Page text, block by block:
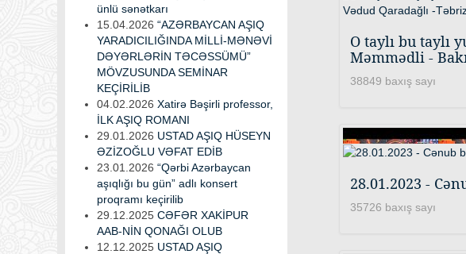
O taylı bu taylı
Məmmədli -
38849 baxış sayı
28.01.2023 -
35726 baxış sayı
ünlü sənətkarı
15.04.2026 “AZƏRBAYCAN AŞIQ
YARADICILIĞINDA MİLLİ-MƏNƏVİ
DƏYƏRLƏRİN TƏCƏSSÜMÜ”
MÖVZUSUNDA SEMİNAR
KEÇİRİLİB
04.02.2026 Xatirə Bəşirli professor,
İLK AŞIQ ROMANI
29.01.2026 USTAD AŞIQ HÜSEYN
ƏZİZOĞLU VƏFAT EDİB
23.01.2026 “Qərbi Azərbaycan
aşıqlığı bu gün” adlı konsert
proqramı keçirilib
29.12.2025 CƏFƏR XAKİPUR
AAB-NİN QONAĞI OLUB
12.12.2025 USTAD AŞIQ